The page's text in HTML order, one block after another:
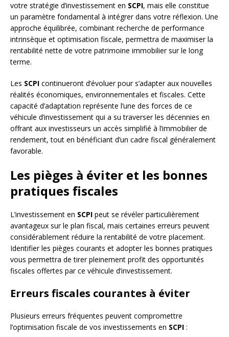
votre stratégie d’investissement en SCPI, mais elle constitue
un paramètre fondamental à intégrer dans votre réflexion. Une
approche équilibrée, combinant recherche de performance
intrinsèque et optimisation fiscale, permettra de maximiser la
rentabilité nette de votre patrimoine immobilier sur le long
terme.
Les SCPI continueront d’évoluer pour s’adapter aux nouvelles
réalités économiques, environnementales et fiscales. Cette
capacité d’adaptation représente l’une des forces de ce
véhicule d’investissement qui a su traverser les décennies en
offrant aux investisseurs un accès simplifié à l’immobilier de
rendement, tout en bénéficiant d’un cadre fiscal généralement
favorable.
Les pièges à éviter et les bonnes
pratiques fiscales
L’investissement en SCPI peut se révéler particulièrement
avantageux sur le plan fiscal, mais certaines erreurs peuvent
considérablement réduire la rentabilité de votre placement.
Identifier les pièges courants et adopter les bonnes pratiques
vous permettra de tirer pleinement profit des opportunités
fiscales offertes par ce véhicule d’investissement.
Erreurs fiscales courantes à éviter
Plusieurs erreurs fréquentes peuvent compromettre
l’optimisation fiscale de vos investissements en SCPI :